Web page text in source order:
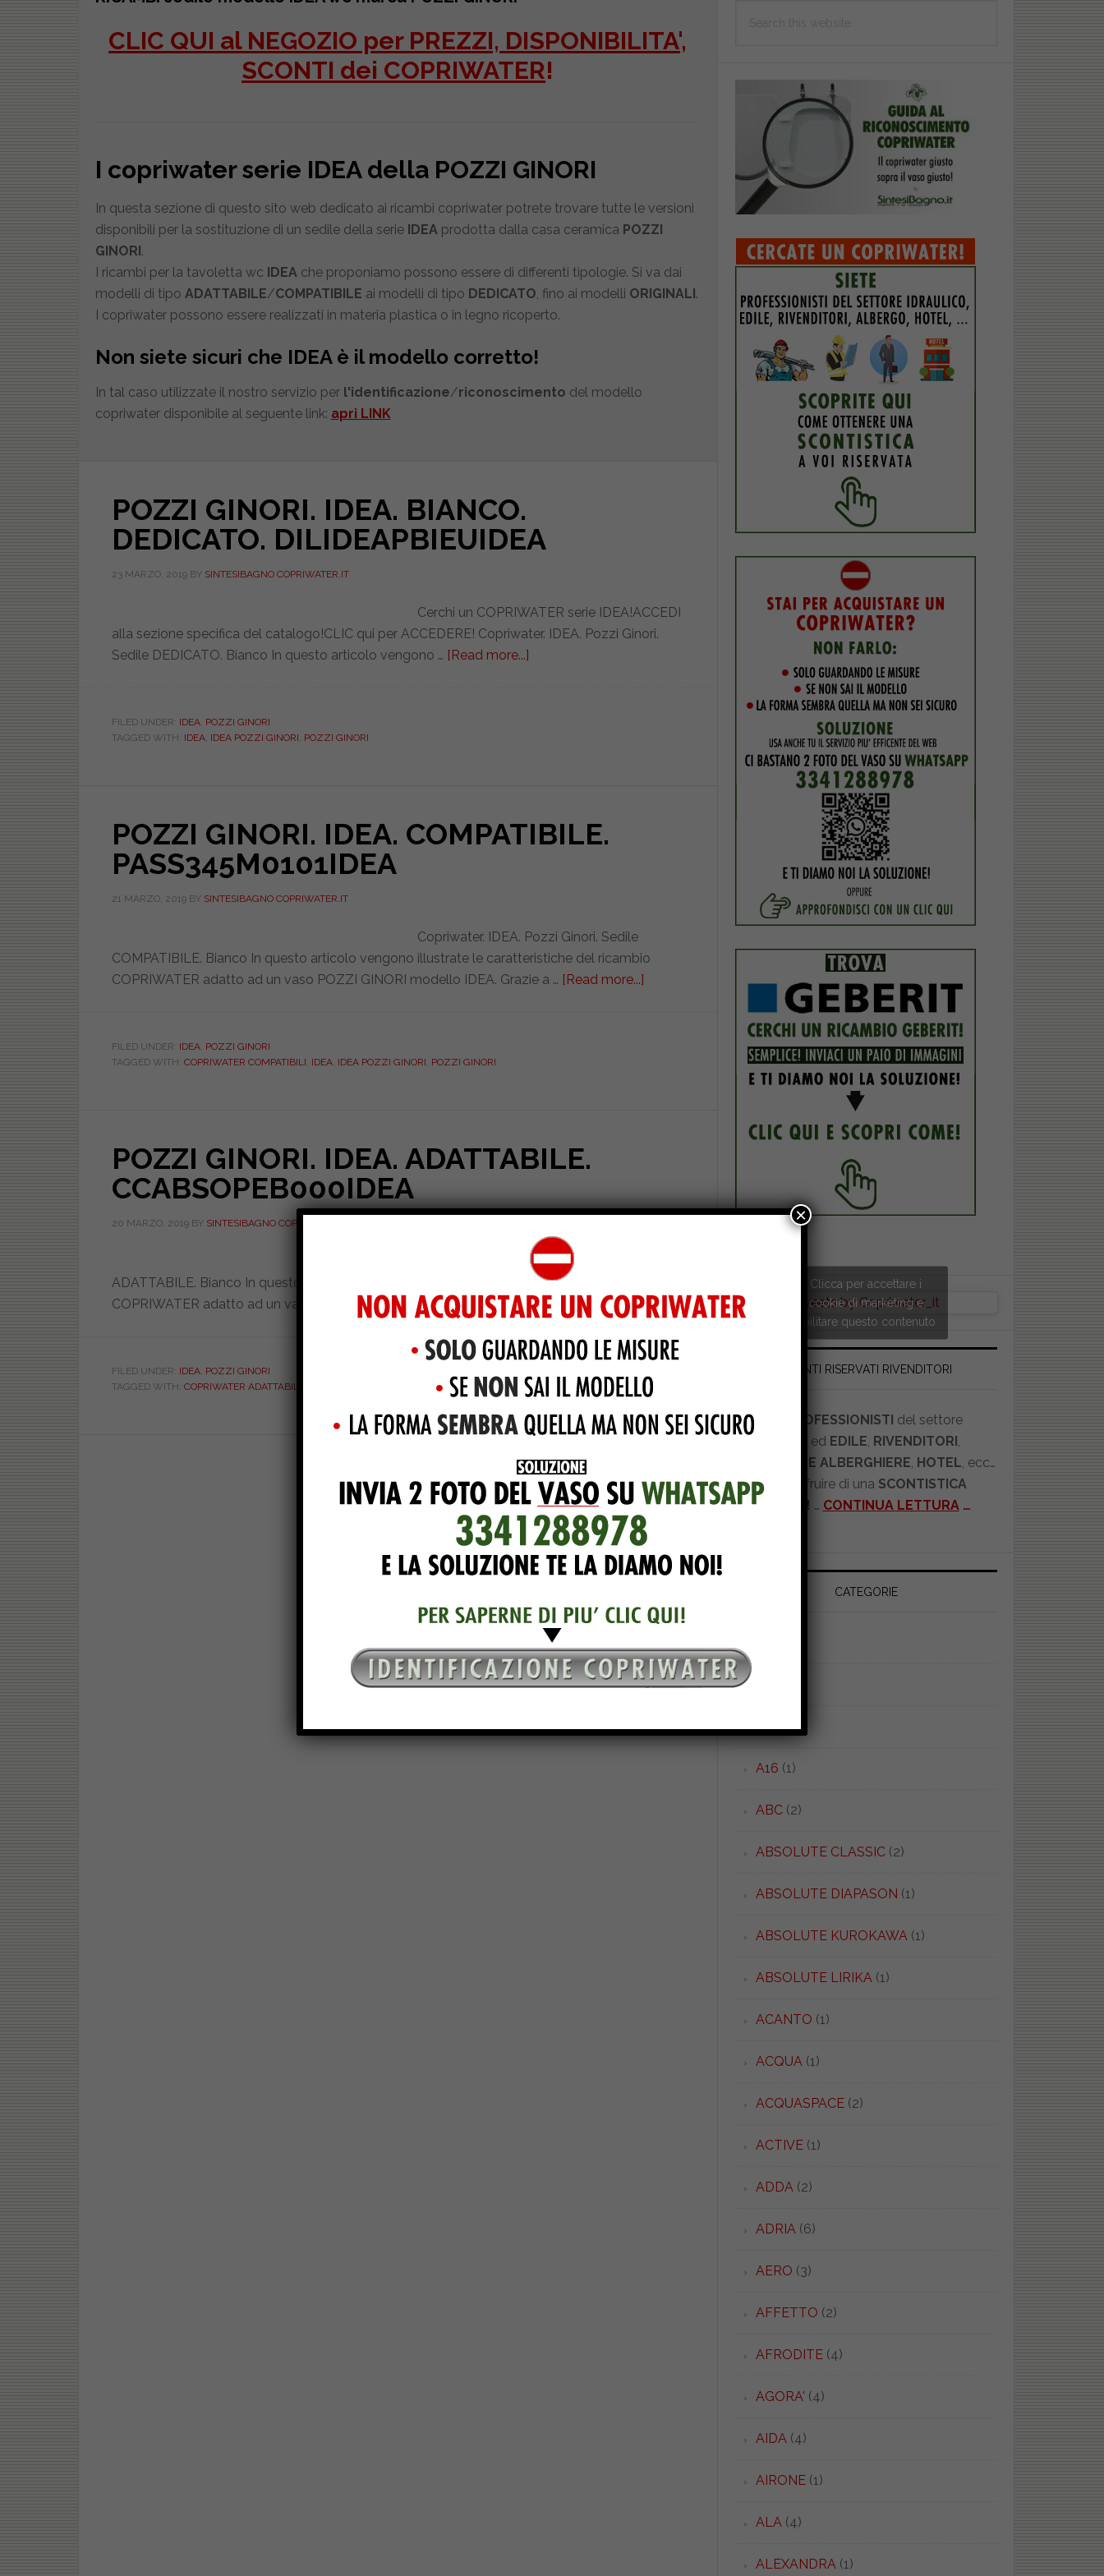
CLIC QUI al NEGOZIO per PREZZI, DISPONIBILITA',
SCONTI dei COPRIWATER!
I copriwater serie IDEA della POZZI GINORI
In questa sezione di questo sito web dedicato ai ricambi copriwater potrete trovare tutte le versioni
disponibili per la sostituzione di un sedile della serie IDEAprodotta dalla casa ceramica POZZI
GINORI.
I ricambi per la tavoletta wc IDEAche proponiamo possono essere di differenti tipologie. Si va dai
modelli di tipo ADATTABILE/COMPATIBILE ai modelli di tipo DEDICATO, fino ai modelli ORIGINALI.
I copriwater possono essere realizzati in materia plastica o in legno ricoperto.
Non siete sicuri che IDEAè il modello corretto!
In tal caso utilizzate il nostro servizio per l'identificazione/riconoscimento del modello
copriwater disponibile al seguente link: apri LINK
POZZI GINORI. IDEA. BIANCO.
DEDICATO. DILIDEAPBIEUIDEA
23 MARZO, 2019BY SINTESIBAGNO COPRIWATER.IT
Cerchi un COPRIWATER serie IDEA!ACCEDI
alla sezione specifica del catalogo!CLIC qui per ACCEDERE! Copriwater. IDEA. Pozzi Ginori.
Sedile DEDICATO. Bianco In questo articolo vengono … [Read more...]
FILED UNDER: IDEA, POZZI GINORI
TAGGED WITH: IDEA, IDEA POZZI GINORI, POZZI GINORI
POZZI GINORI. IDEA. COMPATIBILE.
PASS345M0101IDEA
21 MARZO, 2019BY SINTESIBAGNO COPRIWATER.IT
Copriwater. IDEA. Pozzi Ginori. Sedile
COMPATIBILE. Bianco In questo articolo vengono illustrate le caratteristiche del ricambio
COPRIWATER adatto ad un vaso POZZI GINORI modello IDEA. Grazie a … [Read more...]
PASS345M0101IDEA
FILED UNDER: IDEA, POZZI GINORI
TAGGED WITH: COPRIWATER COMPATIBILI, IDEA, IDEA POZZI GINORI, POZZI GINORI
POZZI GINORI. IDEA. ADATTABILE.
CCABSOPEB000IDEA
20 MARZO, 2019BY SINTESIBAGNO COPRIWATER.IT
Copriwater. IDEA. Pozzi Ginori. Sedile
ADATTABILE. Bianco In questo articolo vengono illustrate le caratteristiche del ricambio
COPRIWATER adatto ad un vaso POZZI GINORI modello IDEA. Grazie a …
[Read more...]about
GINORI.
ADATTABILE.
CCABSOPEB000IDEA
FILED UNDER: IDEA, POZZI GINORI
TAGGED WITH: COPRIWATER ADATTABILI POZZI GINORI
Tweets by Copriwater_it
Clicca per accettare i
cookie di marketing e
abilitare questo contenuto
SCONTI RISERVATI RIVENDITORI
Se siete PROFESSIONISTI del settore
ed EDILE, RIVENDITORI,
STRUTTURE ALBERGHIERE, HOTEL, ecc…
potrete usufruire di una SCONTISTICA
RISERVATA! … CONTINUA LETTURA…
CATEGORIE
9.15(1)
A16 (1)
ABC(2)
ABSOLUTE CLASSIC(2)
ABSOLUTE DIAPASON (1)
ABSOLUTE KUROKAWA(1)
ABSOLUTE LIRIKA(1)
ACANTO (1)
ACQUA(1)
ACQUASPACE(2)
ACTIVE(1)
ADDA(2)
ADRIA(6)
AERO (3)
AFFETTO (2)
AFRODITE(4)
AGORA' (4)
AIDA(4)
AIRONE(1)
ALA(4)
ALEXANDRA(1)
×